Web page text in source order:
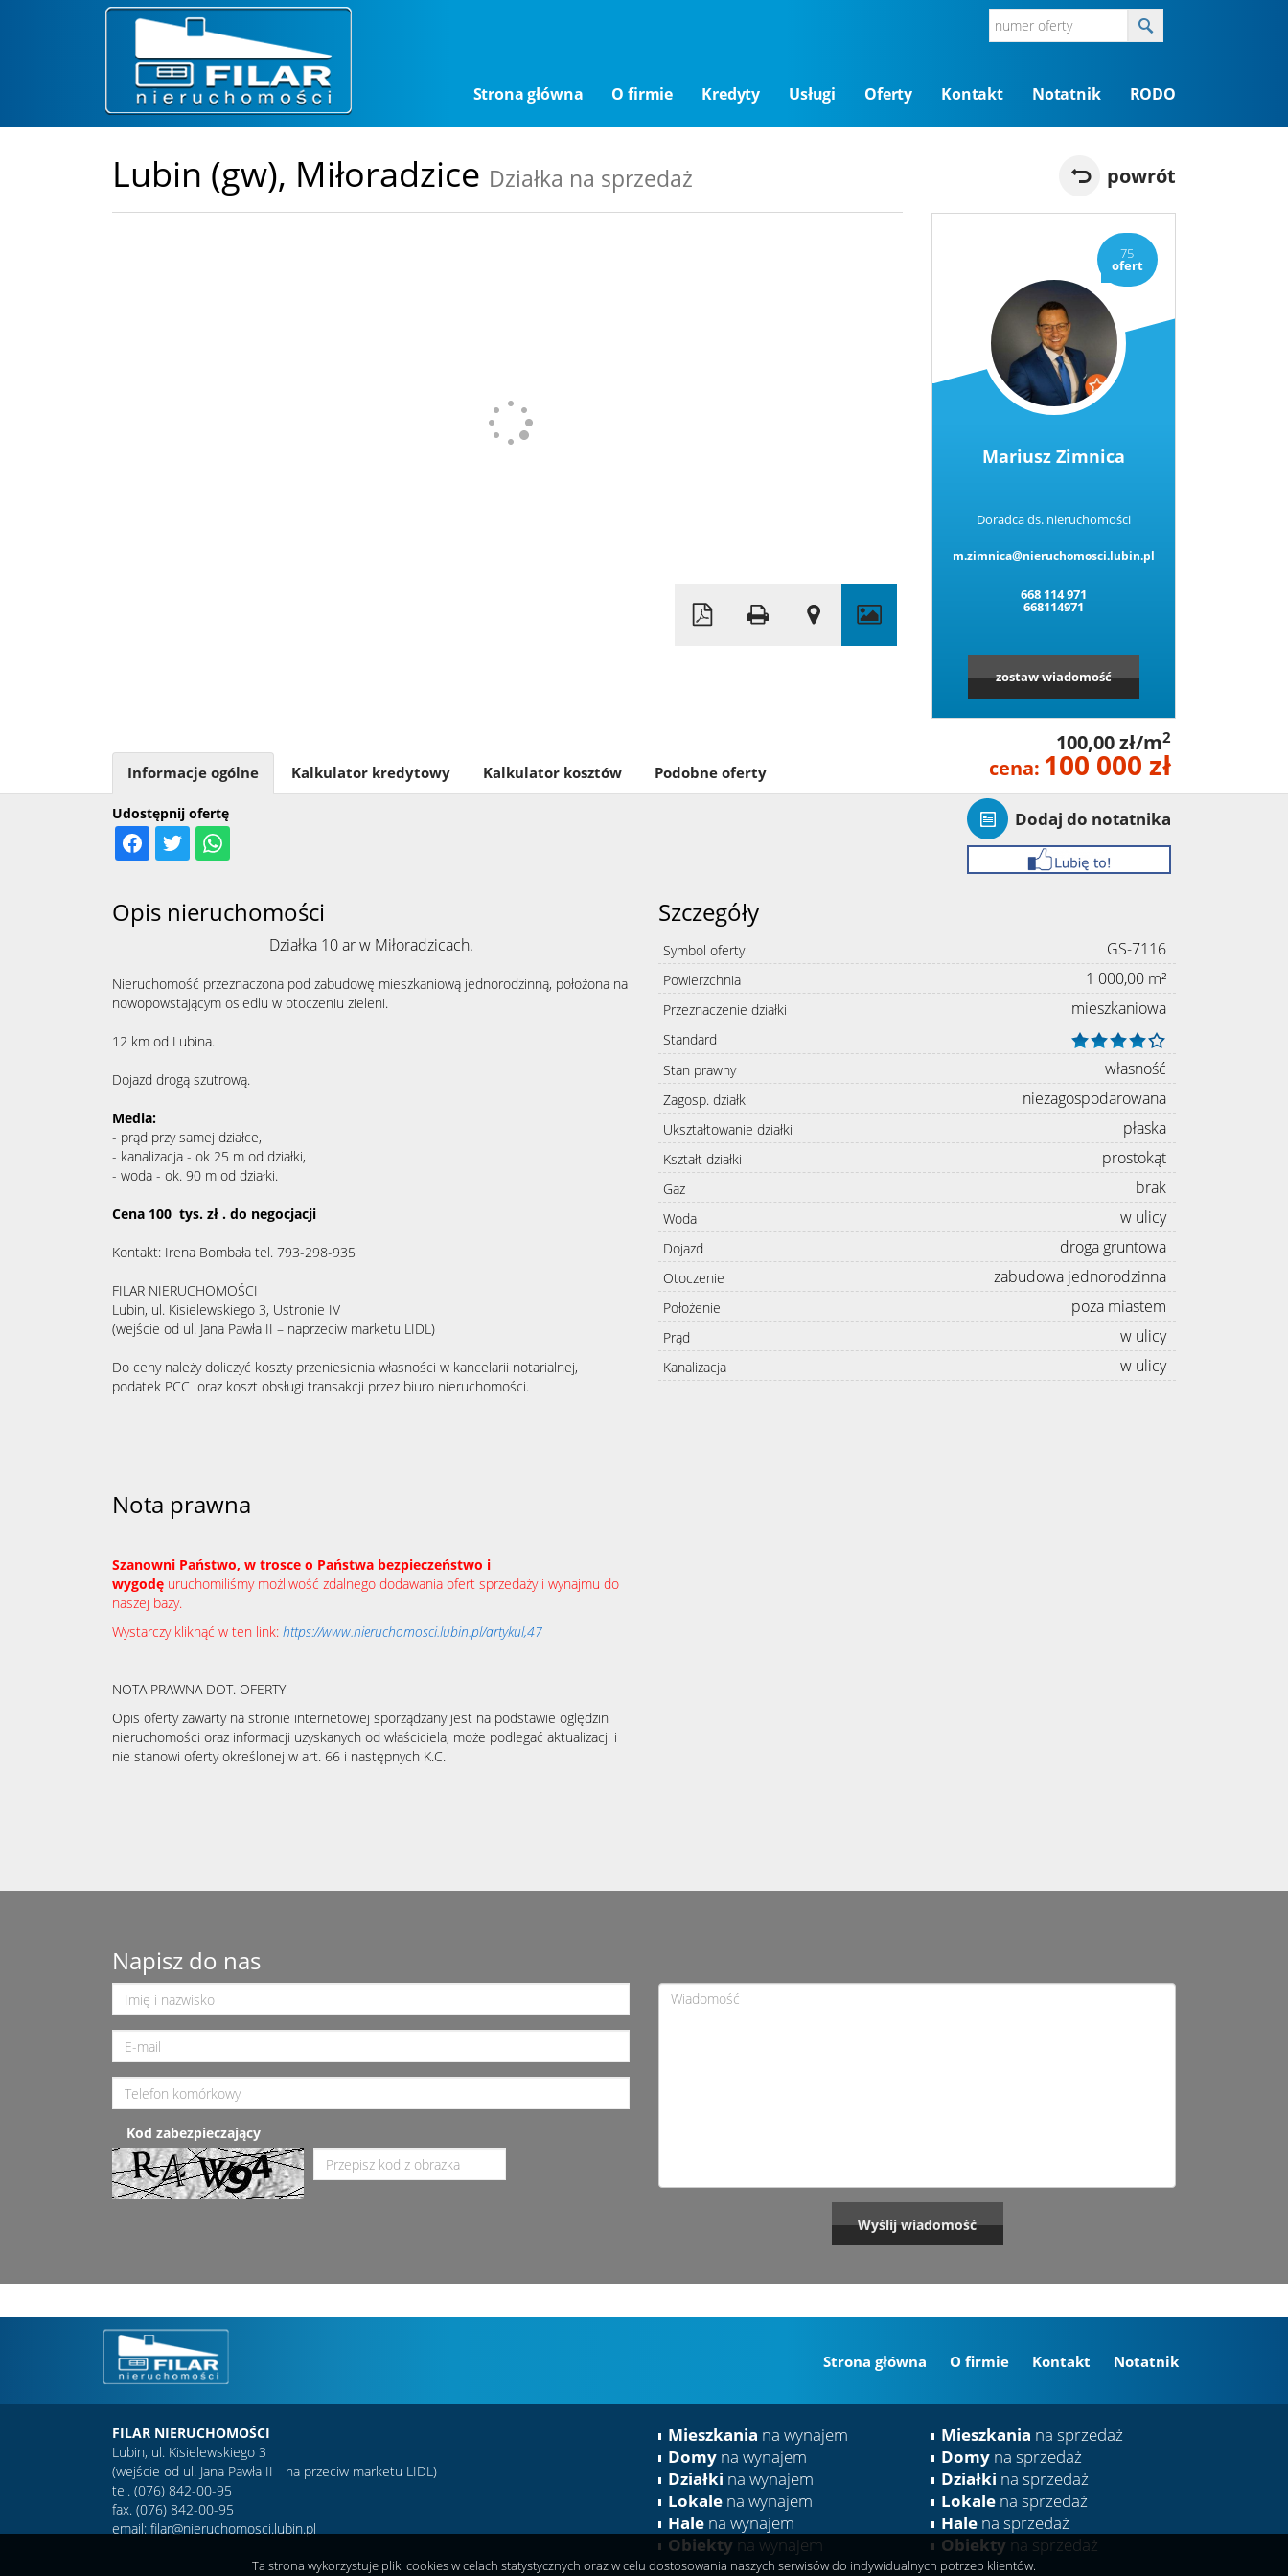
Strona główna O firmie Kredyty Usługi Oferty Kontakt Notatnik RODO
Lubin (gw), Miłoradzice Działka na sprzedaż powrót
75
ofert
Mariusz Zimnica
Doradca ds. nieruchomości
m.zimnica@nieruchomosci.lubin.pl
668 114 971
668114971
zostaw wiadomość
100,00 zł/m2
cena: 100 000 zł
Dodaj do notatnika
Udostępnij ofertę
Informacje ogólne Kalkulator kredytowy Kalkulator kosztów Podobne oferty
Opis nieruchomości
Działka 10 ar w Miłoradzicach.
Nieruchomość przeznaczona pod zabudowę mieszkaniową jednorodzinną, położona na
nowopowstającym osiedlu w otoczeniu zieleni.
12 km od Lubina.
Dojazd drogą szutrową.
Media:
- prąd przy samej działce,
- kanalizacja - ok 25 m od działki,
- woda - ok. 90 m od działki.
Cena 100 tys. zł . do negocjacji
Kontakt: Irena Bombała tel. 793-298-935
FILAR NIERUCHOMOŚCI
Lubin, ul. Kisielewskiego 3, Ustronie IV
(wejście od ul. Jana Pawła II – naprzeciw marketu LIDL)
Do ceny należy doliczyć koszty przeniesienia własności w kancelarii notarialnej,
podatek PCC oraz koszt obsługi transakcji przez biuro nieruchomości.
Nota prawna
Szanowni Państwo, w trosce o Państwa bezpieczeństwo i
wygodę uruchomiliśmy możliwość zdalnego dodawania ofert sprzedaży i wynajmu do
naszej bazy.
Wystarczy kliknąć w ten link: https://www.nieruchomosci.lubin.pl/artykul,47
NOTA PRAWNA DOT. OFERTY
Opis oferty zawarty na stronie internetowej sporządzany jest na podstawie oględzin
nieruchomości oraz informacji uzyskanych od właściciela, może podlegać aktualizacji i
nie stanowi oferty określonej w art. 66 i następnych K.C.
Szczegóły
Symbol oferty GS-7116
Powierzchnia 1 000,00 m²
Przeznaczenie działki mieszkaniowa
Standard
Stan prawny
własność
Zagosp. działki niezagospodarowana
Ukształtowanie działki płaska
Kształt działki prostokąt
Gaz brak
Woda w ulicy
Dojazd droga gruntowa
Otoczenie zabudowa jednorodzinna
Położenie poza miastem
Prąd w ulicy
Kanalizacja w ulicy
Napisz do nas
Kod zabezpieczający
Strona główna O firmie Kontakt Notatnik
FILAR NIERUCHOMOŚCI
Lubin, ul. Kisielewskiego 3
(wejście od ul. Jana Pawła II - na przeciw marketu LIDL)
tel. (076) 842-00-95
fax. (076) 842-00-95
email: filar@nieruchomosci.lubin.pl
Mieszkania na wynajem
Domy na wynajem
Działki na wynajem
Lokale na wynajem
Hale na wynajem
Obiekty na wynajem
Mieszkania na sprzedaż
Domy na sprzedaż
Działki na sprzedaż
Lokale na sprzedaż
Hale na sprzedaż
Obiekty na sprzedaż
Ta strona wykorzystuje pliki cookies w celach statystycznych oraz w celu dostosowania naszych serwisów do indywidualnych potrzeb klientów.